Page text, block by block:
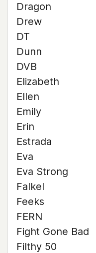
Dragon
Drew
DT
Dunn
DVB
Elizabeth
Ellen
Emily
Erin
Estrada
Eva
Eva Strong
Falkel
Feeks
FERN
Fight Gone Bad
Filthy 50